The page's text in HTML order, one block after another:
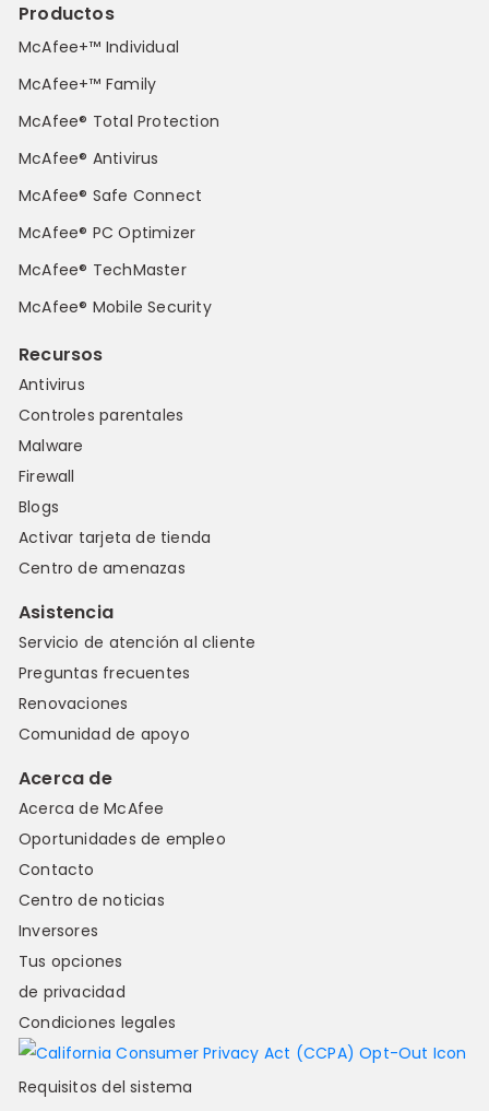
Productos
McAfee+™ Individual
McAfee+™ Family
McAfee® Total Protection
McAfee® Antivirus
McAfee® Safe Connect
McAfee® PC Optimizer
McAfee® TechMaster
McAfee® Mobile Security
Recursos
Antivirus
Controles parentales
Malware
Firewall
Blogs
Activar tarjeta de tienda
Centro de amenazas
Asistencia
Servicio de atención al cliente
Preguntas frecuentes
Renovaciones
Comunidad de apoyo
Acerca de
Acerca de McAfee
Oportunidades de empleo
Contacto
Centro de noticias
Inversores
Tus opciones
de privacidad
Condiciones legales
Requisitos del sistema